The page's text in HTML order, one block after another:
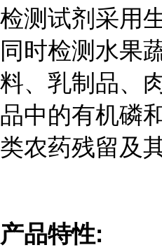
检测试剂采用
同时检测水果
料、乳制品、
品中的有机磷
类农药残留及
产品特性: